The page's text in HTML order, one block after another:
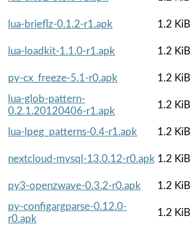
lua-brieflz-0.1.2-r1.apk
1.2 KiB
lua-loadkit-1.1.0-r1.apk
1.2 KiB
py-cx_freeze-5.1-r0.apk
1.2 KiB
lua-glob-pattern-
0.2.1.20120406-r1.apk
1.2 KiB
lua-lpeg_patterns-0.4-r1.apk
1.2 KiB
nextcloud-mysql-13.0.12-r0.apk 1.2 KiB
py3-openzwave-0.3.2-r0.apk
1.2 KiB
py-configargparse-0.12.0-
r0.apk
1.2 KiB